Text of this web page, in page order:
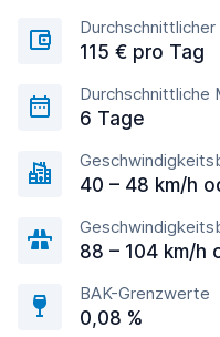
115 € pro Tag
Durchschnittliche
6 Tage
40 – 48 km/h
88 – 104 km/h
BAK-Grenzwerte
0,08 %